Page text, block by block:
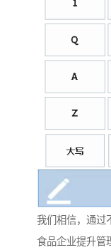
我们相信，通过
食品企业提升管